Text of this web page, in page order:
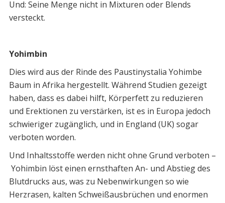
Und: Seine Menge nicht in Mixturen oder Blends
versteckt.
Yohimbin
Dies wird aus der Rinde des Paustinystalia Yohimbe
Baum in Afrika hergestellt. Während Studien gezeigt
haben, dass es dabei hilft, Körperfett zu reduzieren
und Erektionen zu verstärken, ist es in Europa jedoch
schwieriger zugänglich, und in England (UK) sogar
verboten worden.
Und Inhaltsstoffe werden nicht ohne Grund verboten –
Yohimbin löst einen ernsthaften An- und Abstieg des
Blutdrucks aus, was zu Nebenwirkungen so wie
Herzrasen, kalten Schweißausbrüchen und enormen